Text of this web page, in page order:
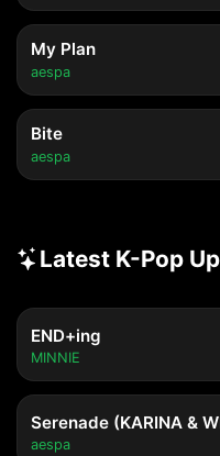
My Plan
aespa
Bite
aespa
Latest K-Pop
END+ing
MINNIE
Serenade (KARINA &
aespa